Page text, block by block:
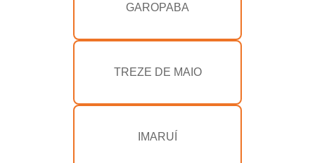
GAROPABA
TREZE DE MAIO
IMARUÍ